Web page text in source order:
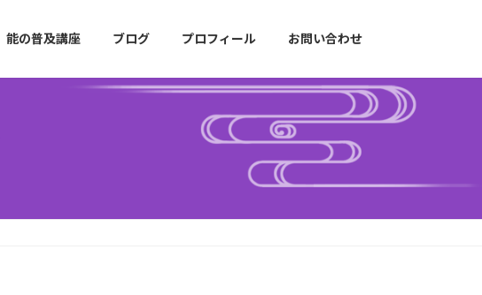
能の普及講座 ブログ プロフィール お問い合わせ